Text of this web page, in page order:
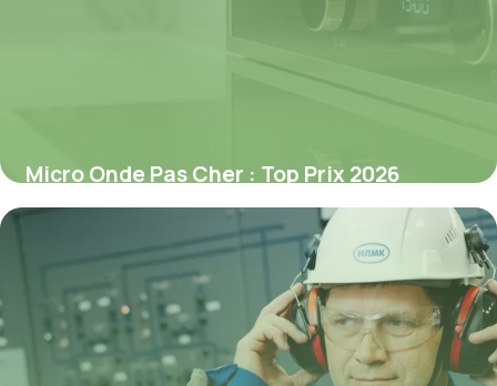
Micro Onde Pas Cher : Top Prix 2026
3 juillet 2026